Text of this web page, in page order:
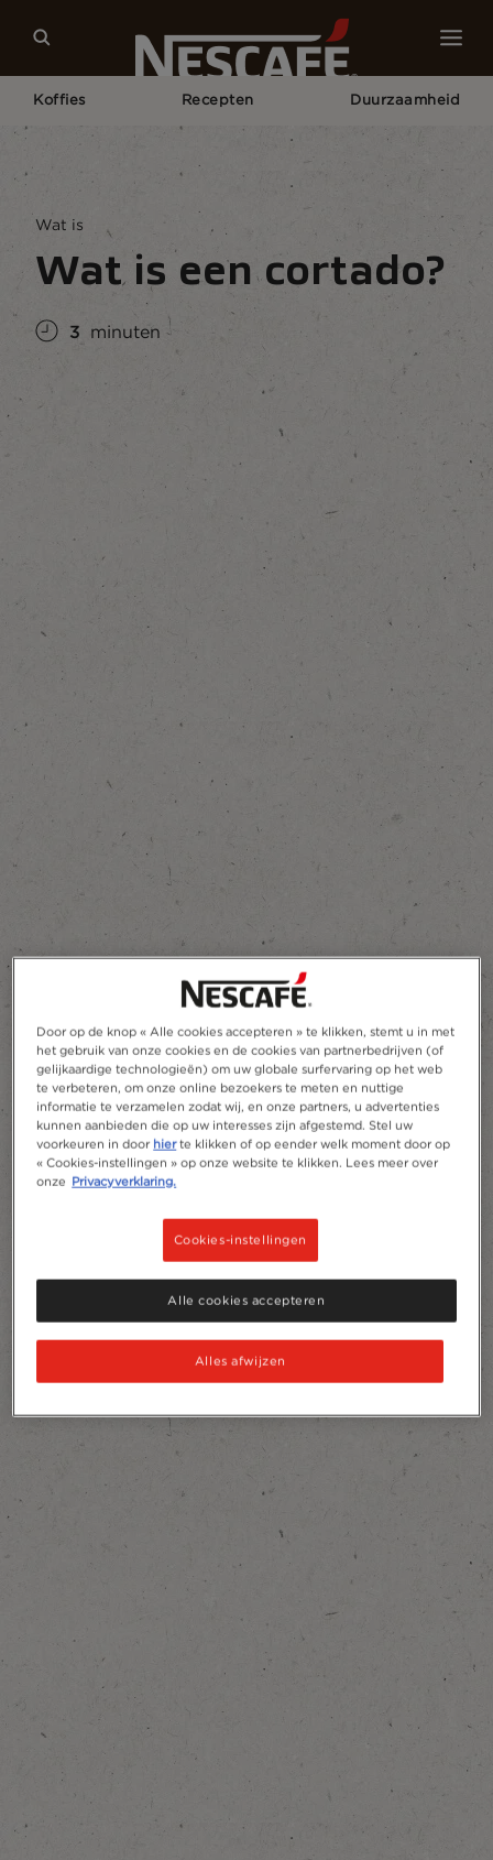
Koffies Recepten Duurzaamheid
Wat Is Een Cortado?
Wat is
Wat is een cortado?
3 minuten
Toevoegen aan favorieten
Door op de knop « Alle cookies accepteren » te klikken, stemt u in met
het gebruik van onze cookies en de cookies van partnerbedrijven (of
gelijkaardige technologieën) om uw globale surfervaring op het web
te verbeteren, om onze online bezoekers te meten en nuttige
informatie te verzamelen zodat wij, en onze partners, u advertenties
kunnen aanbieden die op uw interesses zijn afgestemd. Stel uw
voorkeuren in door hierte klikken of op eender welk moment door op
« Cookies-instellingen » op onze website te klikken. Lees meer over
onze Privacyverklaring.
Cookies-instellingen
Alles afwijzen
Alle cookies accepteren